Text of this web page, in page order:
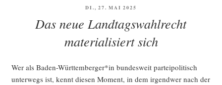
VERÖFFENTLICHT
DI., 27. MAI 2025
Das neue Landtagswahlrecht
materialisiert sich
Wer als Baden-Württemberger*in bun­des­weit par­tei­po­li­tisch
unter­wegs ist, kennt die­sen Moment, in dem irgend­wer nach der